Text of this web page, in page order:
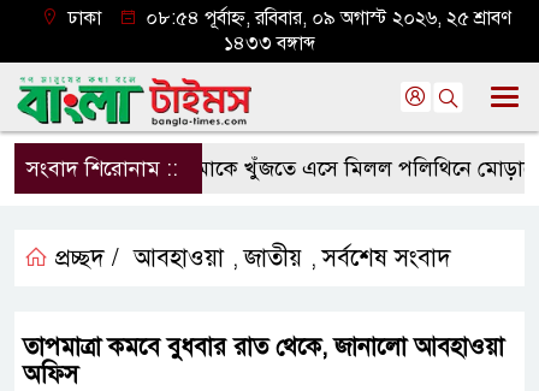
ঢাকা
০৮:৫৪ পূর্বাহ্ন, রবিবার, ০৯ অগাস্ট ২০২৬, ২৫ শ্রাবণ
১৪৩৩ বঙ্গাব্দ
সংবাদ শিরোনাম ::মাকে খুঁজতে এসে মিলল পলিথিনে মোড়ানো
প্রচ্ছদ / আবহাওয়া ,জাতীয় ,সর্বশেষ সংবাদ
তাপমাত্রা কমবে বুধবার রাত থেকে, জানালো আবহাওয়া
অফিস